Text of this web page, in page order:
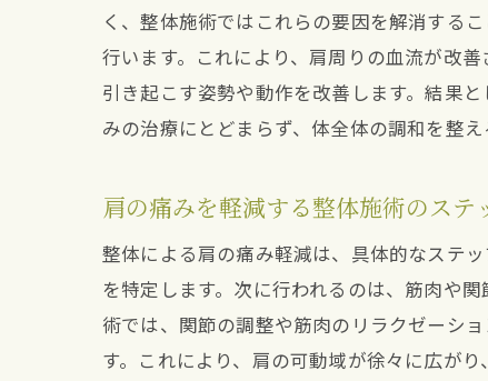
く、整体施術ではこれらの要因を解消する
行います。これにより、肩周りの血流が改
引き起こす姿勢や動作を改善します。結果
みの治療にとどまらず、体全体の調和を整
肩の痛みを軽減する整体施術のステ
整体による肩の痛み軽減は、具体的なステ
を特定します。次に行われるのは、筋肉や
術では、関節の調整や筋肉のリラクゼーシ
す。これにより、肩の可動域が徐々に広が